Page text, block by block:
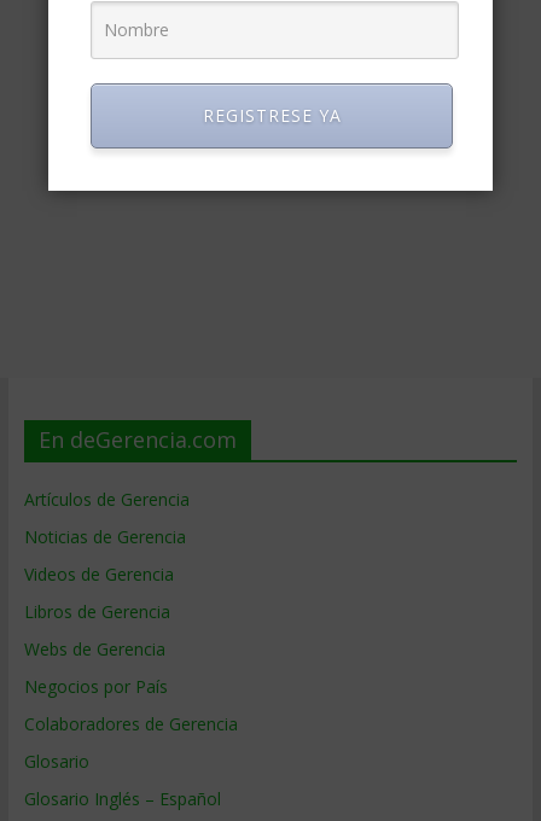
En deGerencia.com
Artículos de Gerencia
Noticias de Gerencia
Videos de Gerencia
Libros de Gerencia
Webs de Gerencia
Negocios por País
Colaboradores de Gerencia
Glosario
Glosario Inglés – Español
REGISTRESE YA